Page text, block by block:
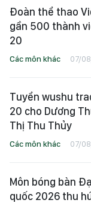
Đoàn thể thao
gần 500 thành
20
Các môn khác 07/
Tuyển wushu
20 cho Dương
Thị Thu Thủy
Các môn khác 07/
Môn bóng bàn
quốc 2026 thu